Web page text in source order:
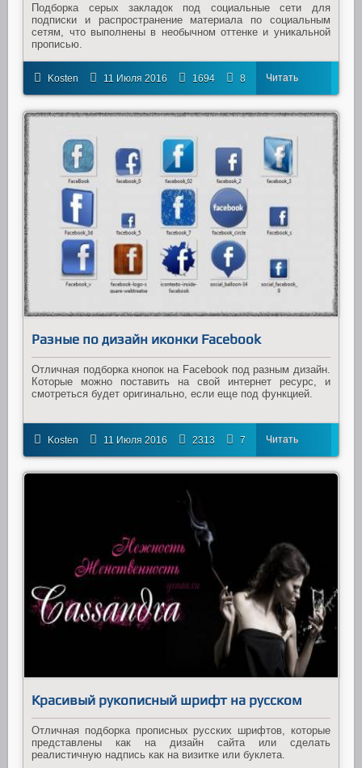
Подборка серых закладок под социальные сети для
подписки и распространение материала по социальным
сетям, что выполнены в необычном оттенке и уникальной
прописью.
Kosten 11 Июля 2016 1694 8 Читать
далее
Разные по дизайн иконки Facebook
Отличная подборка кнопок на Facebook под разным дизайн.
Которые можно поставить на свой интернет ресурс, и
смотреться будет оригинально, если еще под функцией.
Kosten 11 Июля 2016 2313 7 Читать
далее
Красивый рукописный шрифт на русском
Отличная подборка прописных русских шрифтов, которые
представлены как на дизайн сайта или сделать
реалистичную надпись как на визитке или буклета.